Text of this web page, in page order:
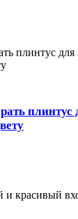
плинтус